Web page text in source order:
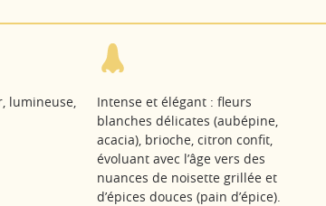
lumineuse,
Intense et élégant : fleurs
blanches délicates (aubépine,
acacia), brioche, citron confit,
évoluant avec l’âge vers des
nuances de noisette grillée et
d’épices douces (pain d’épice).